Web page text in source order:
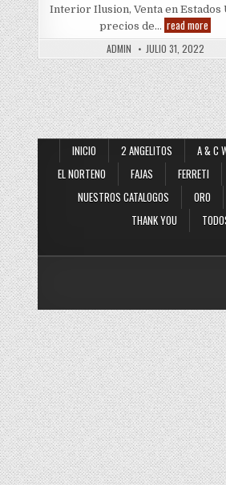
Interior Ilusion, Venta en Estados
precios de… read more
–
–
ADMIN JULIO 31, 2022
INICIO 2 ANGELITOS A & C
EL NORTENO
FAJAS FERRETI
NUESTROS CATALOGOS
ORO
THANK YOU